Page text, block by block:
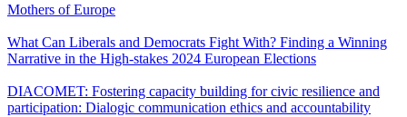
Mothers of Europe
What Can Liberals and Democrats Fight With? Finding a Winning
Narrative in the High-stakes 2024 European Elections
DIACOMET: Fostering capacity building for civic resilience and
participation: Dialogic communication ethics and accountability